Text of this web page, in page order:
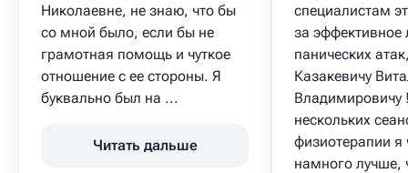
Николаевне, не знаю, что бы
со мной было, если бы не
грамотная помощь и чуткое
отношение с ее стороны. Я
буквально был на ...
Читать дальше
специалистам
за эффективное
панических
Казакевичу
Владимировичу
нескольких
физиотерапии я
намного лучше,